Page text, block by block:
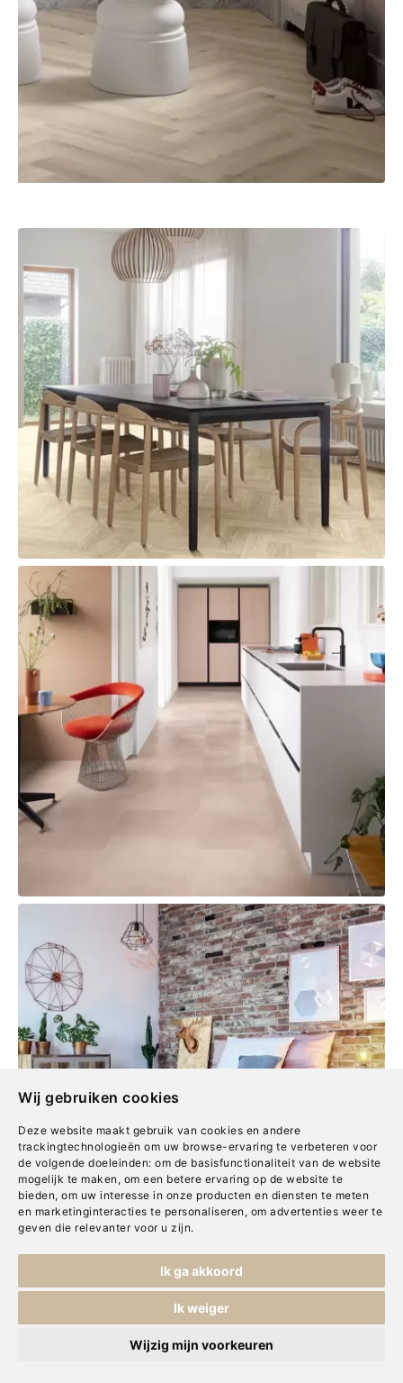
Wij gebruiken cookies
Deze website maakt gebruik van cookies en andere
trackingtechnologieën om uw browse-ervaring te verbeteren voor
de volgende doeleinden: om de basisfunctionaliteit van de website
mogelijk te maken , om een betere ervaring op de website te
bieden, om uw interesse in onze producten en diensten te meten
en marketinginteracties te personaliseren , om advertenties weer te
geven die relevanter voor u zijn.
Ik ga akkoord
Ik weiger
Wijzig mijn voorkeuren
De eerste stap op